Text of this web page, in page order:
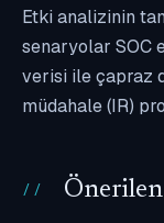
Etki analizinin
senaryolar SOC
verisi ile çapraz
müdahale (IR)